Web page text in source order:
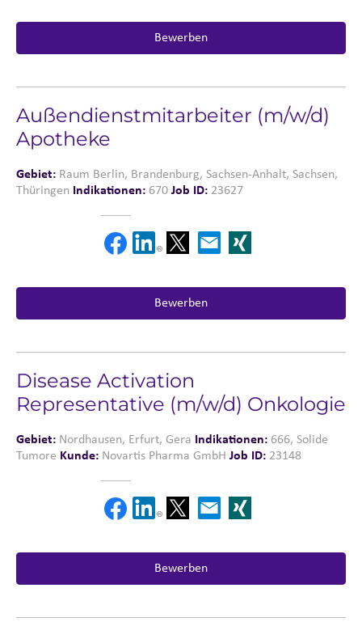
Bewerben
Außendienstmitarbeiter (m/w/d)
Apotheke
Gebiet: Raum Berlin, Brandenburg, Sachsen-Anhalt, Sachsen,
Thüringen Indikationen: 670 Job ID: 23627
Bewerben
Disease Activation
Representative (m/w/d) Onkologie
Gebiet: Nordhausen, Erfurt, Gera Indikationen: 666, Solide
Tumore Kunde: Novartis Pharma GmbH Job ID: 23148
Bewerben